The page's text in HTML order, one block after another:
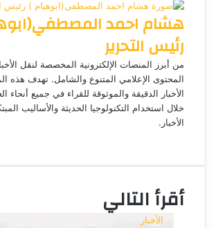
ر
د
إ
ل
ك
ت
ي
و
ك
ج
ر
ج
ر
ا
ب
ر
ا
هشام احمد
رئيس التحرير
من أبرز المنصات الإلكترونية المخصصة لنقل
المحتوى الإعلامي المتنوع والشامل. تهدف هذه
الأخبار الدقيقة والموثوقة للقراء في جميع أنحاء
خلال استخدام التكنولوجيا الحديثة والأساليب
الأخبار.
ق
اأقرأ التالي
الأخبار